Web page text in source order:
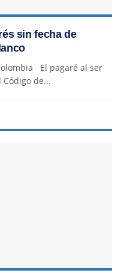
sin fecha de
El pagaré al ser
de...